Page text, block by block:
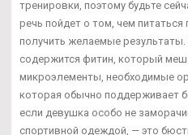
тренировки, поэтому будьте
речь пойдет о том, чем
получить желаемые результаты.
содержится фитин, который
микроэлементы, необходимые
которая обычно поддерживает
если девушка особо не
спортивной одеждой, — это